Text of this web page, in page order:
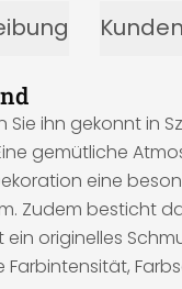
ihn gekonnt in
gemütliche
eine
Zudem besticht
originelles